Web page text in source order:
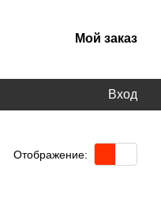
Мой заказ
Вход
Отображение: